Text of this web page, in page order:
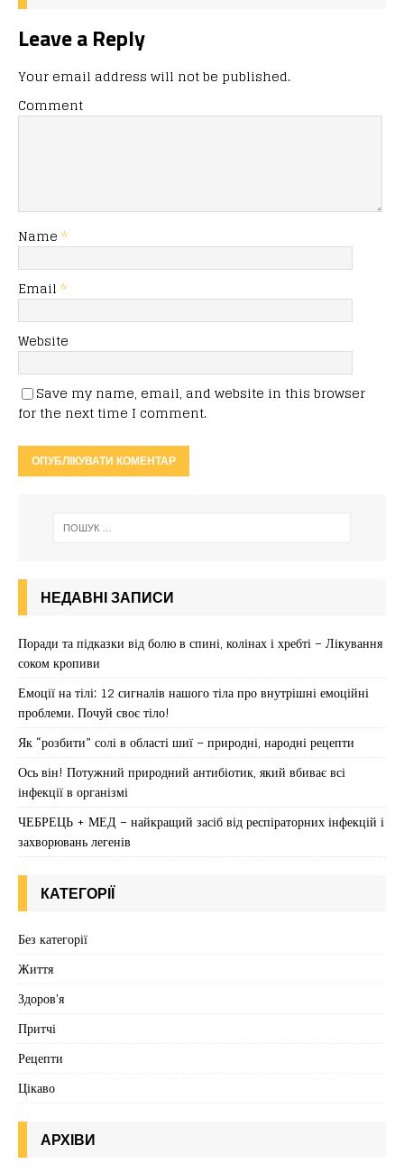
Leave a Reply
Your email address will not be published.
Comment
Name *
Email *
Website
Save my name, email, and website in this browser
for the next time I comment.
НЕДАВНІ ЗАПИСИ
Поради та підказки від болю в спині, колінах і хребті – Лікування
соком кропиви
Емоції на тілі: 12 сигналів нашого тіла про внутрішні емоційні
проблеми. Почуй своє тіло!
Як “розбити” солі в області шиї – природні, народні рецепти
Ось він! Потужний природний антибіотик, який вбиває всі
інфекції в організмі
ЧЕБРЕЦЬ + МЕД – найкращий засіб від респіраторних інфекцій і
захворювань легенів
КАТЕГОРІЇ
Без категорії
Життя
Здоров'я
Притчі
Рецепти
Цікаво
АРХІВИ